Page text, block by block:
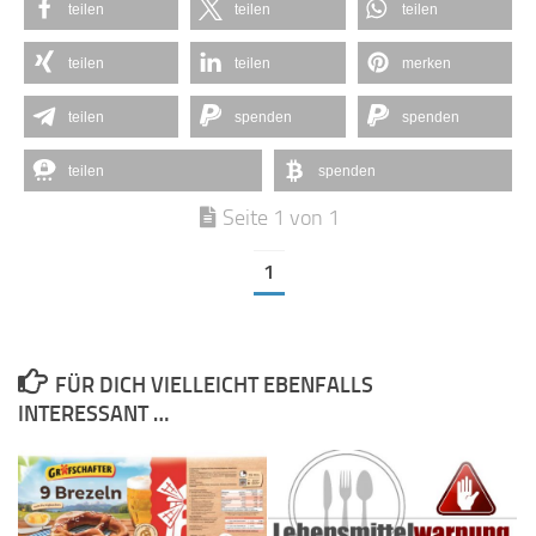
teilen teilen teilen
teilen teilen merken
teilen spenden spenden
teilen spenden
Seite 1 von 1
1
FÜR DICH VIELLEICHT EBENFALLS
INTERESSANT …